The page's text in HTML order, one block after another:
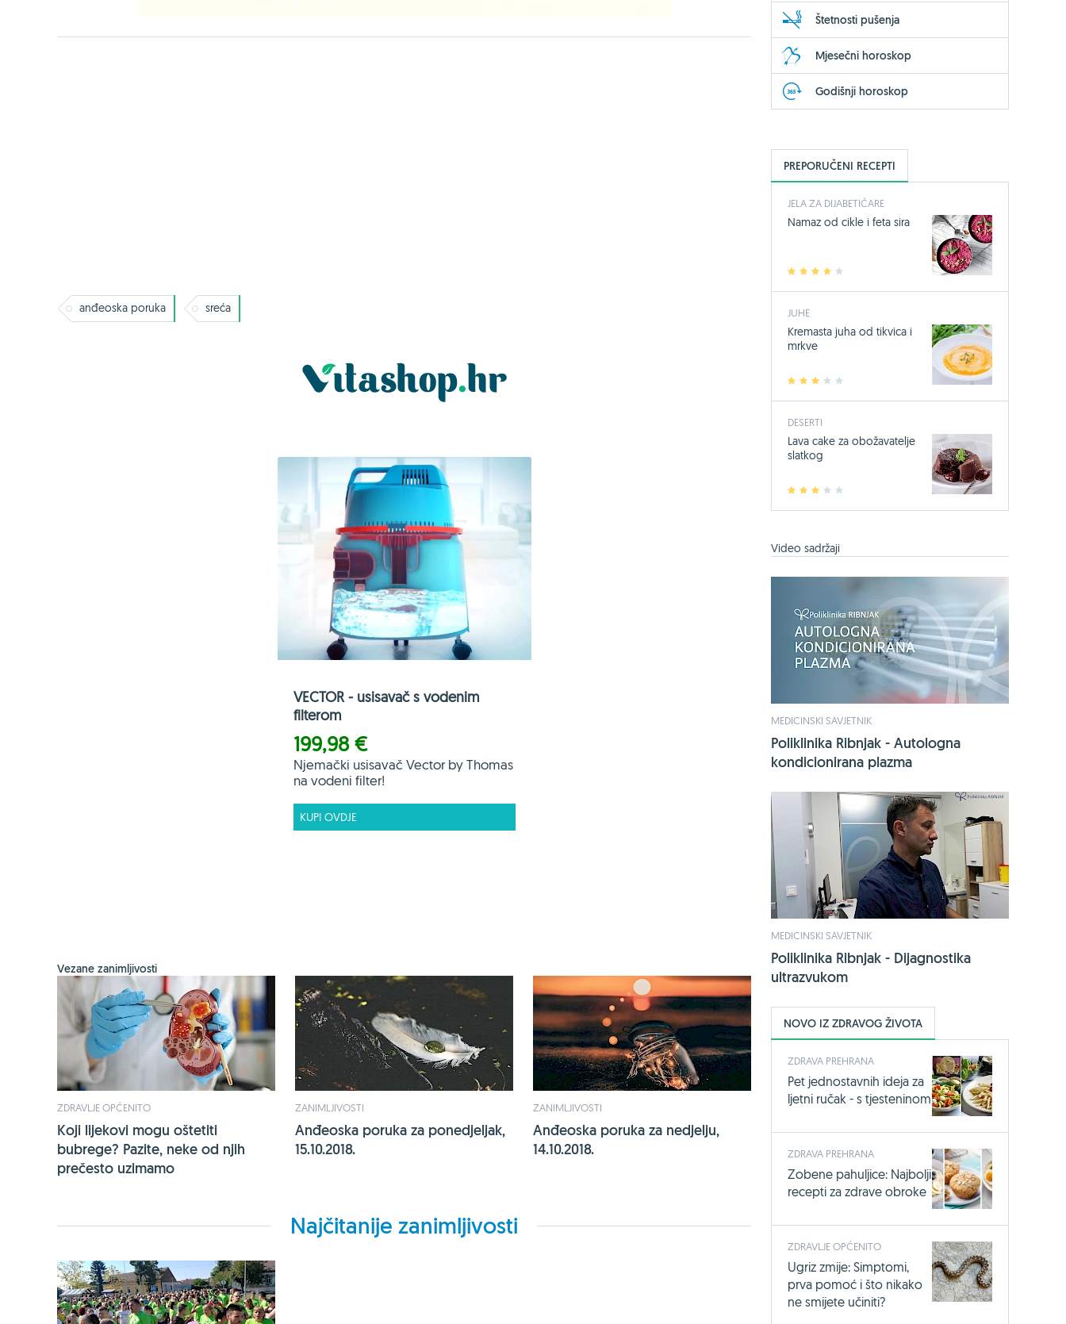
anđeoska poruka sreća
VECTOR - usisavač s vodenim
filterom
199,98 €
Njemački usisavač Vector by Thomas
na vodeni filter!
KUPI OVDJE 17,49 €
Jedini sa 14
KUPI OVDJE
Vezane zanimljivosti
ZDRAVLJE OPĆENITO
Koji lijekovi mogu oštetiti
bubrege? Pazite, neke od njih
prečesto uzimamo
ZANIMLJIVOSTI
Anđeoska poruka za ponedjeljak,
15.10.2018.
ZANIMLJIVOSTI
Anđeoska poruka za nedjelju,
14.10.2018.
Najčitanije zanimljivosti
Štetnosti pušenja
Mjesečni horoskop
Godišnji horoskop
PREPORUČENI RECEPTI
JELA ZA DIJABETIČARE
2 3 4
Namaz od cikle i feta sira
JUHE
2 3 4
Kremasta juha od tikvica i
mrkve
DESERTI
2 3 4
Lava cake za obožavatelje
slatkog
Video sadržaji
MEDICINSKI SAVJETNIK
Poliklinika Ribnjak - Autologna
kondicionirana plazma
MEDICINSKI SAVJETNIK
Poliklinika Ribnjak - Dijagnostika
ultrazvukom
NOVO IZ ZDRAVOG ŽIVOTA
ZDRAVA PREHRANA
Pet jednostavnih ideja za
ljetni ručak - s tjesteninom
ZDRAVA PREHRANA
Zobene pahuljice: Najbolji
recepti za zdrave obroke
ZDRAVLJE OPĆENITO
Ugriz zmije: Simptomi,
prva pomoć i što nikako
ne smijete učiniti?